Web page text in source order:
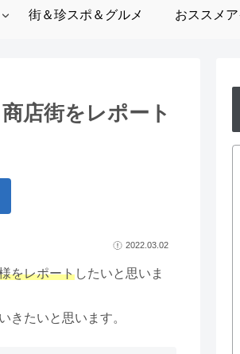
街＆珍スポ＆グルメ おススメ
店街をレポート
2022.03.02
をレポートしたいと思いま
きたいと思います。